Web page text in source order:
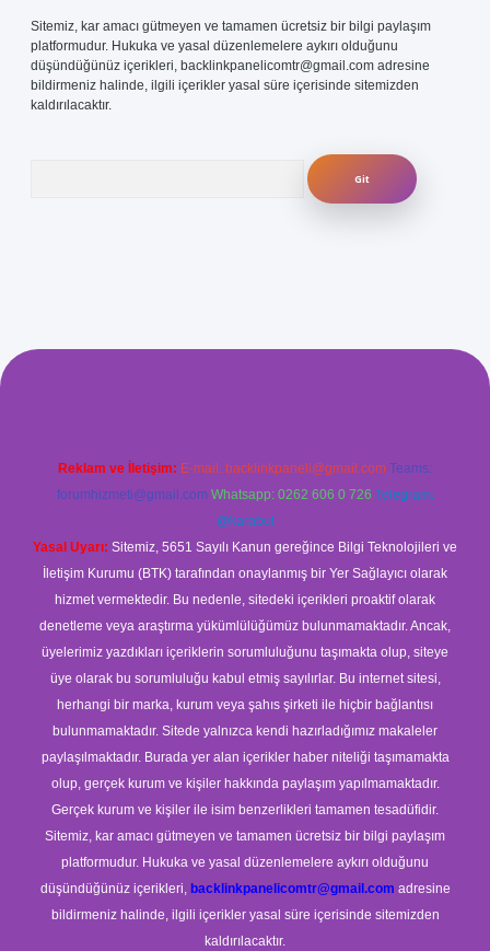
Sitemiz, kar amacı gütmeyen ve tamamen ücretsiz bir bilgi paylaşım
platformudur. Hukuka ve yasal düzenlemelere aykırı olduğunu
düşündüğünüz içerikleri, backlinkpanelicomtr@gmail.com adresine
bildirmeniz halinde, ilgili içerikler yasal süre içerisinde sitemizden
kaldırılacaktır.
Reklam ve İletişim: E-mail: backlinkpaneli@gmail.com Teams:
forumhizmeti@gmail.com Whatsapp: 0262 606 0 726 Telegram:
@karabul
Yasal Uyarı: Sitemiz, 5651 Sayılı Kanun gereğince Bilgi Teknolojileri ve
İletişim Kurumu (BTK) tarafından onaylanmış bir Yer Sağlayıcı olarak
hizmet vermektedir. Bu nedenle, sitedeki içerikleri proaktif olarak
denetleme veya araştırma yükümlülüğümüz bulunmamaktadır. Ancak,
üyelerimiz yazdıkları içeriklerin sorumluluğunu taşımakta olup, siteye
üye olarak bu sorumluluğu kabul etmiş sayılırlar. Bu internet sitesi,
herhangi bir marka, kurum veya şahıs şirketi ile hiçbir bağlantısı
bulunmamaktadır. Sitede yalnızca kendi hazırladığımız makaleler
paylaşılmaktadır. Burada yer alan içerikler haber niteliği taşımamakta
olup, gerçek kurum ve kişiler hakkında paylaşım yapılmamaktadır.
Gerçek kurum ve kişiler ile isim benzerlikleri tamamen tesadüfidir.
Sitemiz, kar amacı gütmeyen ve tamamen ücretsiz bir bilgi paylaşım
platformudur. Hukuka ve yasal düzenlemelere aykırı olduğunu
düşündüğünüz içerikleri, backlinkpanelicomtr@gmail.com adresine
bildirmeniz halinde, ilgili içerikler yasal süre içerisinde sitemizden
kaldırılacaktır.